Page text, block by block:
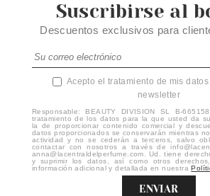
Suscribirse al
Descuentos exclusivos para
Acepto el tratamiento de mis
newsletter
Responsable: BEAUTY DIVISION SL B-
tratamiento de los datos para la que usted da
la de proporcionar contenido comercial y
datos proporcionados se conservarán mientras
actividad y no se cederán a terceros, salvo
contactar con nosotros a través de
anna@lacentraldelperfume.com. Ud. tiene
y suprimir los datos, así como otros
información adicional y detallada en nuestra
ENVIAR